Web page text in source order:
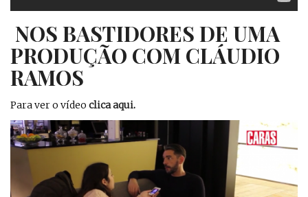
NOS BASTIDORES DE UMA
PRODUÇÃO COM CLÁUDIO
RAMOS
Para ver o vídeo clica aqui.